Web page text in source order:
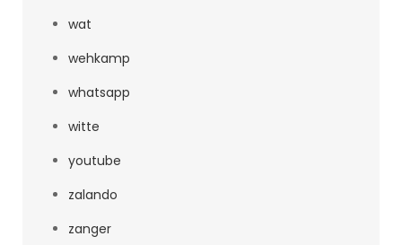
wat
wehkamp
whatsapp
witte
youtube
zalando
zanger